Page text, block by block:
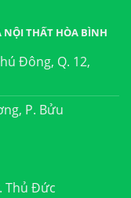
NỘI THẤT HÒA BÌNH
Đông, Q. 12,
P. Bửu
Thủ Đức